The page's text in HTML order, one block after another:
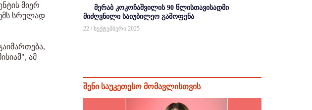
მიერ
სრულად
ამ
მერაბ კოკოჩაშვილის 90 წლისთავისადმი
მიძღვნილი საიუბილეო გამოფენა
22 / სექტემბერი 2025
შენი საუკეთესო მომავლისთვის